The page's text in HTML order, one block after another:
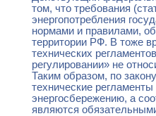
том, что требования
энергопотребления
нормами и правилами,
территории РФ. В тоже
технических
регулировании» не
Таким образом, по
технические
энергосбережению, а
являются